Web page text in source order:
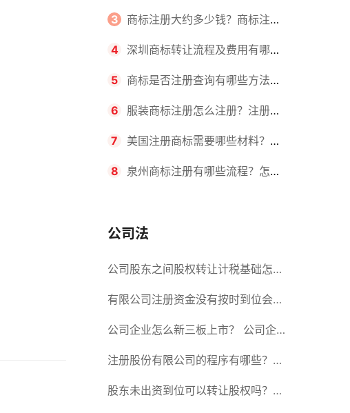
区别？
3 商标注册大约多少钱？商标注册
查询的方式有哪些？
4 深圳商标转让流程及费用有哪些
要求？商标转让所需时间是多久？
5 商标是否注册查询有哪些方法？
有哪些步骤？
6 服装商标注册怎么注册？注册商
标流程有哪些？
7 美国注册商标需要哪些材料？美
国商标办理流程有哪些？
8 泉州商标注册有哪些流程？怎么
公司法
公司股东之间股权转让计税基础怎么
确认？公司股东之间的股权转让要符
合什么要件？
有限公司注册资金没有按时到位会怎
么样？股份有限公司设立的注册条件
公司企业怎么新三板上市？ 公司企
业新三板上市的流程
注册股份有限公司的程序有哪些？注
册股份有限公司需要提交哪些材料？
股东未出资到位可以转让股权吗？股